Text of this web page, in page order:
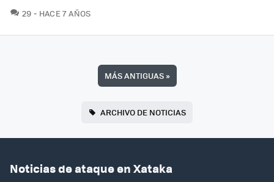
29 COMENTARIOS
HACE 7 AÑOS
MÁS ANTIGUAS»
ARCHIVO DE NOTICIAS
Noticias de ataque en Xataka